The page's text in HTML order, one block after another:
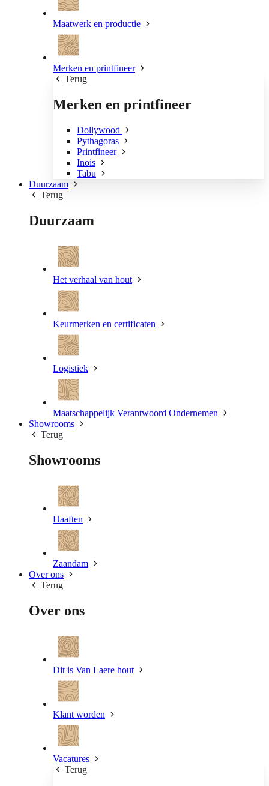
Maatwerk en productie
Merken en printfineer
Terug
Merken en printfineer
Dollywood
Pythagoras
Printfineer
Inois
Tabu
Duurzaam
Terug
Duurzaam
Het verhaal van hout
Keurmerken en certificaten
Logistiek
Maatschappelijk Verantwoord Ondernemen
Showrooms
Terug
Showrooms
Haaften
Zaandam
Over ons
Terug
Over ons
Dit is Van Laere hout
Klant worden
Vacatures
Terug